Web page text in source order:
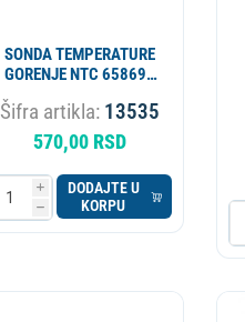
SONDA TEMPERATURE
GORENJE NTC 658696
Šifra artikla: 13535
570,00 RSD
i
h
DODAJTE U
KORPU